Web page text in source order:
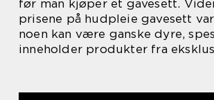
før man kjøper et gavesett.
prisene på hudpleie gavesett
noen kan være ganske dyre,
inneholder produkter fra